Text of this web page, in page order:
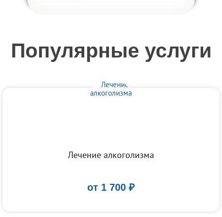
Популярные услуги
Лечение алкоголизма
от 1 700 ₽